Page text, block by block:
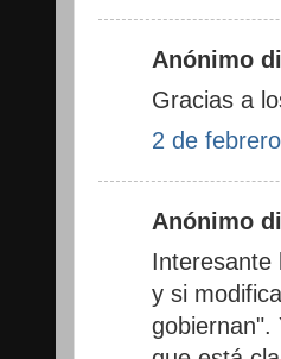
Anónimo
Gracias a
2 de
Anónimo
Interesante
y si
gobiernan".